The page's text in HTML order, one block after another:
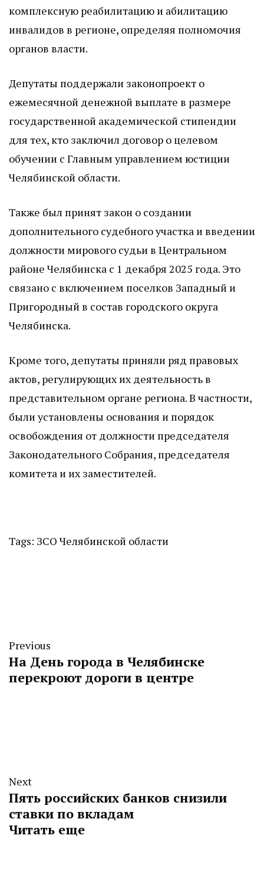
комплексную реабилитацию и абилитацию
инвалидов в регионе, определяя полномочия
органов власти.
Депутаты поддержали законопроект о
ежемесячной денежной выплате в размере
государственной академической стипендии
для тех, кто заключил договор о целевом
обучении с Главным управлением юстиции
Челябинской области.
Также был принят закон о создании
дополнительного судебного участка и введении
должности мирового судьи в Центральном
районе Челябинска с 1 декабря 2025 года. Это
связано с включением поселков Западный и
Пригородный в состав городского округа
Челябинска.
Кроме того, депутаты приняли ряд правовых
актов, регулирующих их деятельность в
представительном органе региона. В частности,
были установлены основания и порядок
освобождения от должности председателя
Законодательного Собрания, председателя
комитета и их заместителей.
Tags: ЗСО Челябинской области
Previous
На День города в Челябинске
перекроют дороги в центре
Next
Пять российских банков снизили
ставки по вкладам
Читать еще